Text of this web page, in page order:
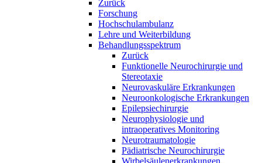
Zurück
Forschung
Hochschulambulanz
Lehre und Weiterbildung
Behandlungsspektrum
Zurück
Funktionelle Neurochirurgie und
Stereotaxie
Neurovaskuläre Erkrankungen
Neuroonkologische Erkrankungen
Epilepsiechirurgie
Neurophysiologie und
intraoperatives Monitoring
Neurotraumatologie
Pädiatrische Neurochirurgie
Wirbelsäulenerkrankungen